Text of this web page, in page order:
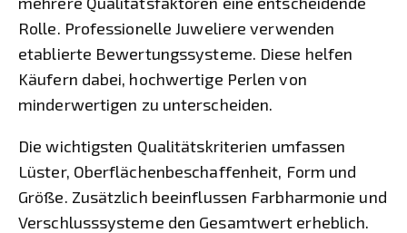
Rolle. Professionelle Juweliere verwenden
etablierte Bewertungssysteme. Diese helfen
Käufern dabei, hochwertige Perlen von
minderwertigen zu unterscheiden.
Die wichtigsten Qualitätskriterien umfassen
Lüster, Oberflächenbeschaffenheit, Form und
Größe. Zusätzlich beeinflussen Farbharmonie und
Verschlusssysteme den Gesamtwert erheblich.